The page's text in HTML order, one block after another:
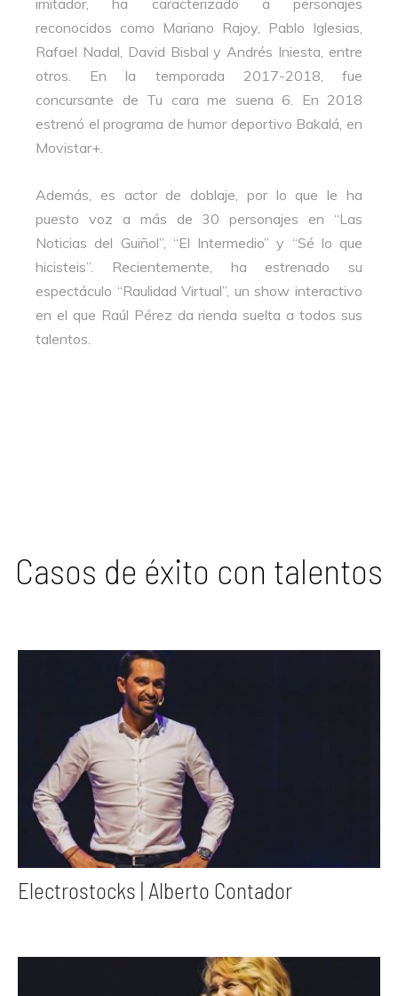
imitador, ha caracterizado a personajes
reconocidos como Mariano Rajoy, Pablo Iglesias,
Rafael Nadal, David Bisbal y Andrés Iniesta, entre
otros. En la temporada 2017-2018, fue
concursante de Tu cara me suena 6. En 2018
estrenó el programa de humor deportivo Bakalá, en
Movistar+.
Además, es actor de doblaje, por lo que le ha
puesto voz a más de 30 personajes en “Las
Noticias del Guiñol”, “El Intermedio” y “Sé lo que
hicisteis”. Recientemente, ha estrenado su
espectáculo “Raulidad Virtual”, un show interactivo
en el que Raúl Pérez da rienda suelta a todos sus
talentos.
Casos de éxito con talentos
Electrostocks | Alberto Contador